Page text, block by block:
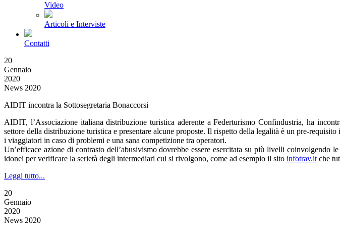
Video
Articoli e Interviste
Contatti
20
Gennaio
2020
News 2020
AIDIT incontra la Sottosegretaria Bonaccorsi
AIDIT, l’Associazione italiana distribuzione turistica aderente a Federturismo Confindustria, ha
settore della distribuzione turistica e presentare alcune proposte. Il rispetto della legalità è un pre-
i viaggiatori in caso di problemi e una sana competizione tra operatori.
Un’efficace azione di contrasto dell’abusivismo dovrebbe essere esercitata su più livelli
idonei per verificare la serietà degli intermediari cui si rivolgono, come ad esempio il sito infotrav.it che
Leggi tutto...
20
Gennaio
2020
News 2020